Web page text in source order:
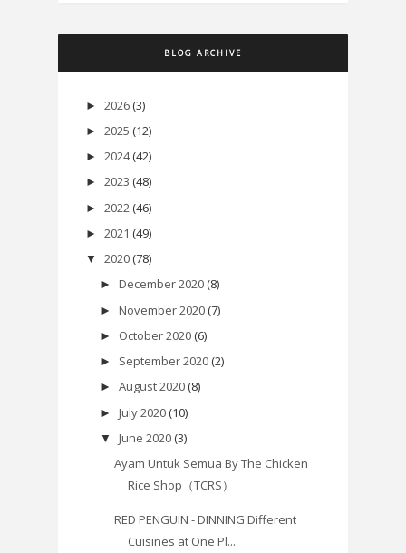
BLOG ARCHIVE
► 2026 (3)
► 2025 (12)
► 2024 (42)
► 2023 (48)
► 2022 (46)
► 2021 (49)
▼ 2020 (78)
► December 2020 (8)
► November 2020 (7)
► October 2020 (6)
► September 2020 (2)
► August 2020 (8)
► July 2020 (10)
▼ June 2020 (3)
Ayam Untuk Semua By The Chicken
Rice Shop（TCRS）
RED PENGUIN - DINNING Different
Cuisines at One Pl...